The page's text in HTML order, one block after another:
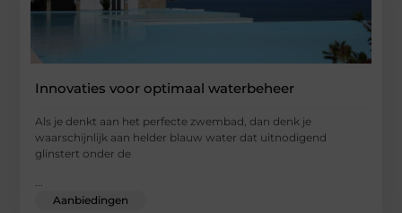
Innovaties voor optimaal waterbeheer
Als je denkt aan het perfecte zwembad, dan denk je
waarschijnlijk aan helder blauw water dat uitnodigend
glinstert onder de
...
Aanbiedingen